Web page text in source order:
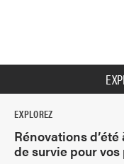
EXPLOREZ
Rénovations
de survie pour